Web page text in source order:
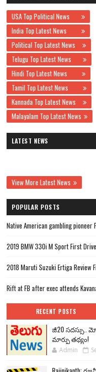
USA Top Political News
India Top Latest News
Political Top Latest News
Telugu Top Latest News
Hindi Top Latest News
Tamil Top Latest News
Kannada Top Latest News
Malayalam Top Latest News
LATEST NEWS
View More Latest News
POPULAR POSTS
Native American gambling pioneer
2019 BMW 330i M Sport First
2018 Maruti Suzuki Ertiga Review
Rift at FB after exec attends
RECENT POSTS
జీ20 సదస్సు..
మార్పు తథ్యం!
Admin